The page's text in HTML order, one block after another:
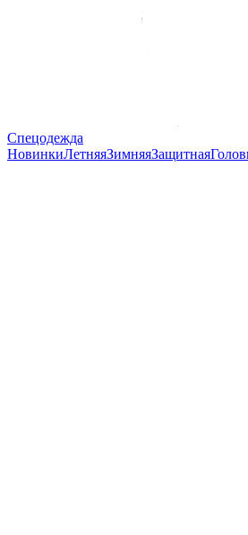
Спецодежда
НовинкиЛетняяЗимняяЗащитная